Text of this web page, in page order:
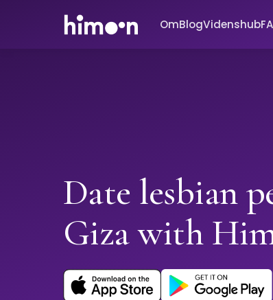
OmBlogVidenshub
Date lesbian
Giza with